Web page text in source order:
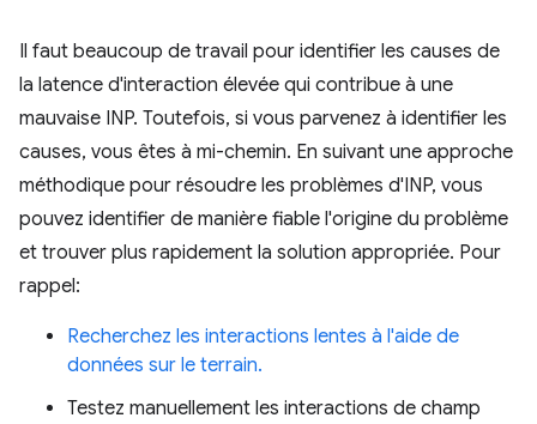
Il faut beaucoup de travail pour identifier les causes de
la latence d'interaction élevée qui contribue à une
mauvaise INP. Toutefois, si vous parvenez à identifier les
causes, vous êtes à mi-chemin. En suivant une approche
méthodique pour résoudre les problèmes d'INP, vous
pouvez identifier de manière fiable l'origine du problème
et trouver plus rapidement la solution appropriée. Pour
rappel:
Recherchez les interactions lentes à l'aide de
données sur le terrain.
Testez manuellement les interactions de champ